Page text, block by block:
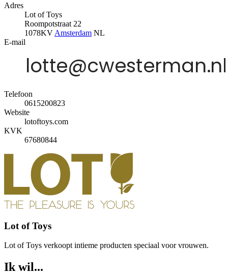
Adres
Lot of Toys
Roompotstraat 22
1078KV Amsterdam NL
E-mail
Telefoon
0615200823
Website
lotoftoys.com
KVK
67680844
Lot of Toys
Lot of Toys verkoopt intieme producten speciaal voor vrouwen.
Ik wil...